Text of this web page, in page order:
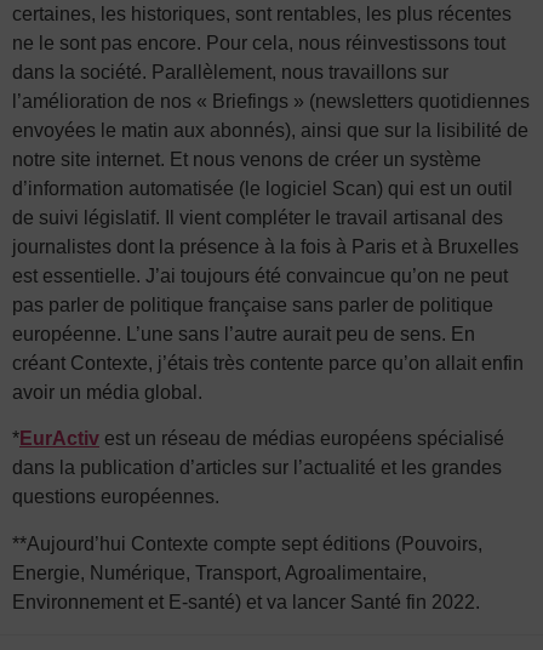
certaines, les historiques, sont rentables, les plus récentes
ne le sont pas encore. Pour cela, nous réinvestissons tout
dans la société. Parallèlement, nous travaillons sur
l’amélioration de nos « Briefings » (newsletters quotidiennes
envoyées le matin aux abonnés), ainsi que sur la lisibilité de
notre site internet. Et nous venons de créer un système
d’information automatisée (le logiciel Scan) qui est un outil
de suivi législatif. Il vient compléter le travail artisanal des
journalistes dont la présence à la fois à Paris et à Bruxelles
est essentielle. J’ai toujours été convaincue qu’on ne peut
pas parler de politique française sans parler de politique
européenne. L’une sans l’autre aurait peu de sens. En
créant Contexte, j’étais très contente parce qu’on allait enfin
avoir un média global.
*EurActiv est un réseau de médias européens spécialisé
dans la publication d’articles sur l’actualité et les grandes
questions européennes.
**Aujourd’hui Contexte compte sept éditions (Pouvoirs,
Energie, Numérique, Transport, Agroalimentaire,
Environnement et E-santé) et va lancer Santé fin 2022.